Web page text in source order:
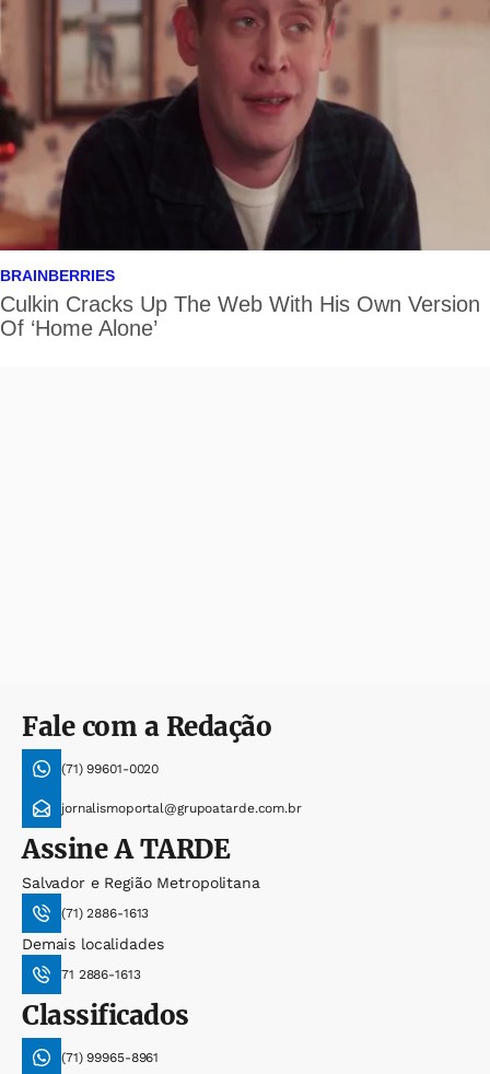
Fale com a Redação
(71) 99601-0020
jornalismoportal@grupoatarde.com.br
AssineA TARDE
Salvador e Região Metropolitana
(71) 2886-1613
Demais localidades
71 2886-1613
Classificados
(71) 99965-8961